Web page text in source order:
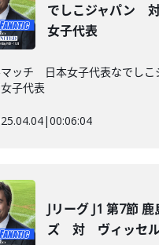
でしこジャパン
女子代表
マッチ 日本女子代表なでし
子代表
|00:06:04
Jリーグ J1 第7節
ズ 対 ヴィッセ